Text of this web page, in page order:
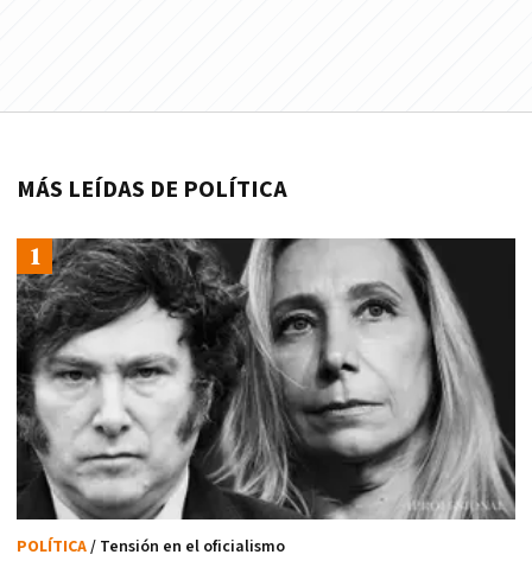
MÁS LEÍDAS DE POLÍTICA
POLÍTICA/ Tensión en el oficialismo